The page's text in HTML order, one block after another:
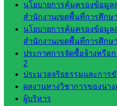
นโยบายการคุ้มครองข้อมูล
สำนักงานเขตพื้นที่การศึกษ
นโยบายการคุ้มครองข้อมูล
สำนักงานเขตพื้นที่การศึกษ
ประกาศการจัดซื้อจ้างหรือ
2
ประมวลจริยธรรมและการ
ผลงานทางวิชาการของน
ผู้บริหาร
เว็บไซต์
อ.ค.ก.ศ.เขต
พื้นที่การ
ศึกษา
ดาวน์โหลด
เอกสาร